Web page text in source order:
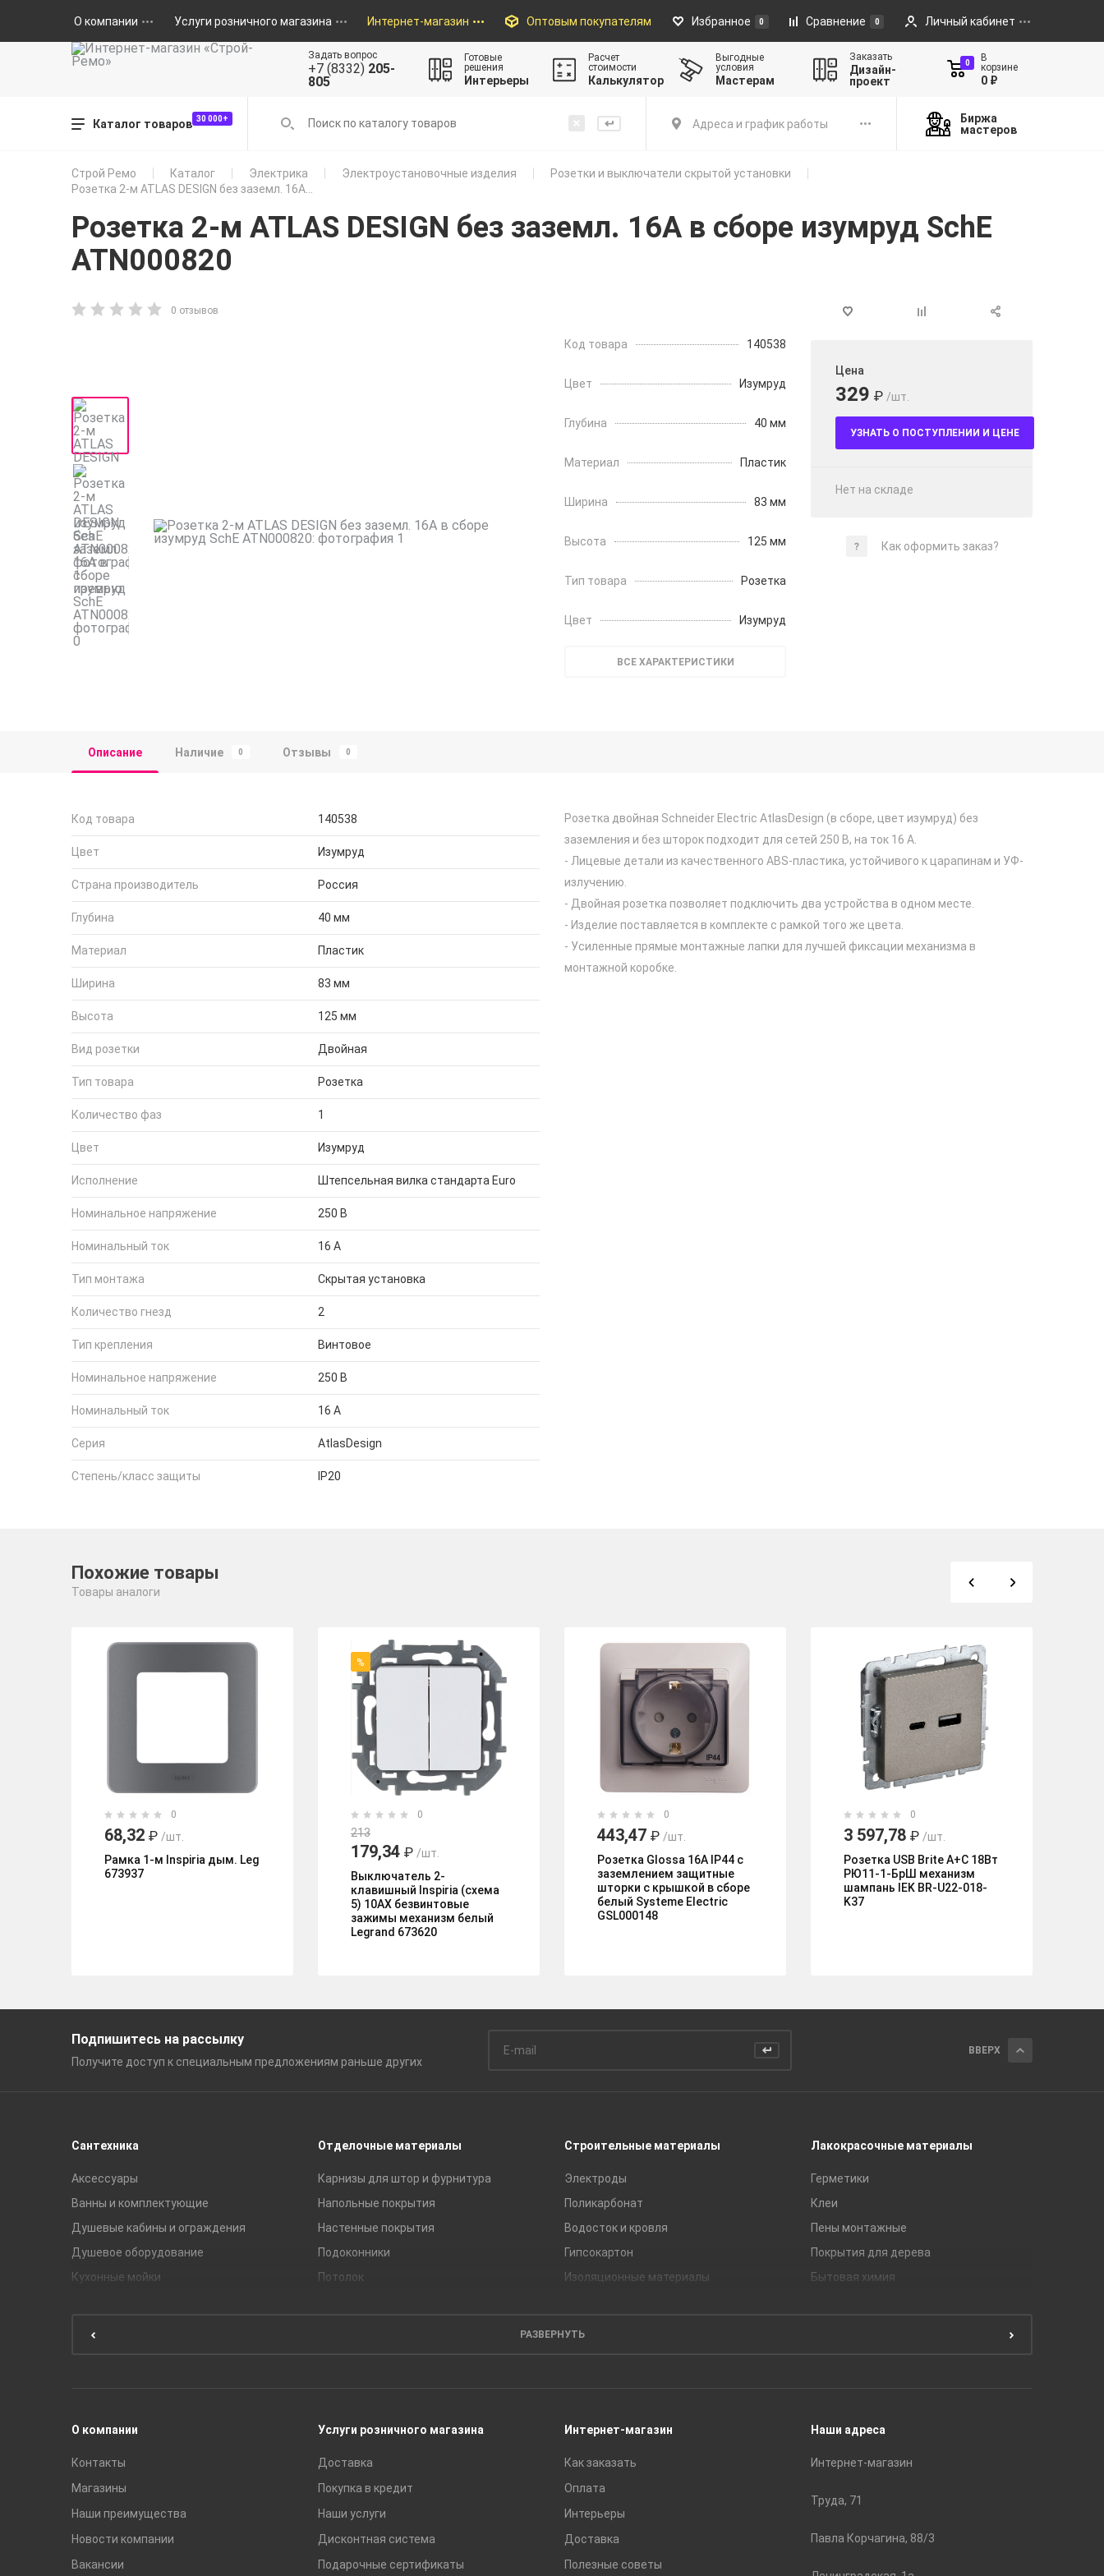
О компании Услуги розничного магазина Интернет-магазин Оптовым покупателям Избранное 0 Сравнение 0 Личный кабинет
Задать вопрос
+7 (8332) 205-
805
Готовые
решения
Интерьеры
Расчет
стоимости
Калькулятор
Выгодные
условия
Мастерам
Заказать
Дизайн-
проект
0
В
корзине
0 ₽
Каталог товаров 30 000+ Адреса и график работы
Биржа
мастеров
Строй Ремо Каталог Электрика Электроустановочные изделия
Розетки и выключатели скрытой установки
Розетка 2-м ATLAS DESIGN без заземл. 16А...
Розетка 2-м ATLAS DESIGN без заземл. 16А в сборе изумруд SchE
ATN000820
0 отзывов
Код товара 140538
Цвет Изумруд
Глубина 40 мм
Материал Пластик
Ширина 83 мм
Высота 125 мм
Тип товара Розетка
Цвет Изумруд
ВСЕ ХАРАКТЕРИСТИКИ
Цена
329 ₽ /шт.
УЗНАТЬ О ПОСТУПЛЕНИИ И ЦЕНЕ
Нет на складе
Как оформить заказ?
Описание Наличие 0 Отзывы 0
Код товара 140538
Цвет Изумруд
Страна производитель Россия
Глубина 40 мм
Материал Пластик
Ширина 83 мм
Высота 125 мм
Вид розетки Двойная
Тип товара Розетка
Количество фаз 1
Цвет Изумруд
Исполнение Штепсельная вилка стандарта Euro
Номинальное напряжение 250 В
Номинальный ток 16 А
Тип монтажа Скрытая установка
Количество гнезд 2
Тип крепления Винтовое
Номинальное напряжение 250 В
Номинальный ток 16 А
Серия AtlasDesign
Степень/класс защиты IP20
Розетка двойная Schneider Electric AtlasDesign (в сборе, цвет изумруд) без
заземления и без шторок подходит для сетей 250 В, на ток 16 А.
- Лицевые детали из качественного ABS-пластика, устойчивого к царапинам и УФ-
излучению.
- Двойная розетка позволяет подключить два устройства в одном месте.
- Изделие поставляется в комплекте с рамкой того же цвета.
- Усиленные прямые монтажные лапки для лучшей фиксации механизма в
монтажной коробке.
Похожие товары
Товары аналоги
0
68,32 ₽ /шт.
Рамка 1-м Inspiria дым. Leg
673937
%
0
213
179,34 ₽ /шт.
Выключатель 2-
клавишный Inspiria (схема
5) 10АХ безвинтовые
зажимы механизм белый
Legrand 673620
0
443,47 ₽ /шт.
Розетка Glossa 16А IP44 с
заземлением защитные
шторки с крышкой в сборе
белый Systeme Electric
GSL000148
0
3 597,78 ₽ /шт.
Розетка USB Brite A+C 18Вт
РЮ11-1-БрШ механизм
шампань IEK BR-U22-018-
K37
Подпишитесь на рассылку
Получите доступ к специальным предложениям раньше других
ВВЕРХ
Сантехника
Аксессуары
Ванны и комплектующие
Душевые кабины и ограждения
Душевое оборудование
Кухонные мойки
Отделочные материалы
Карнизы для штор и фурнитура
Напольные покрытия
Настенные покрытия
Подоконники
Потолок
Строительные материалы
Электроды
Поликарбонат
Водосток и кровля
Гипсокартон
Изоляционные материалы
Сухие смеси
Лакокрасочные материалы
Герметики
Клеи
Пены монтажные
Покрытия для дерева
Бытовая химия
РАЗВЕРНУТЬ
О компании
Контакты
Магазины
Наши преимущества
Новости компании
Вакансии
Услуги розничного магазина
Доставка
Покупка в кредит
Наши услуги
Дисконтная система
Подарочные сертификаты
Интернет-магазин
Как заказать
Оплата
Интерьеры
Доставка
Полезные советы
Наши адреса
Интернет-магазин
Труда, 71
Павла Корчагина, 88/3